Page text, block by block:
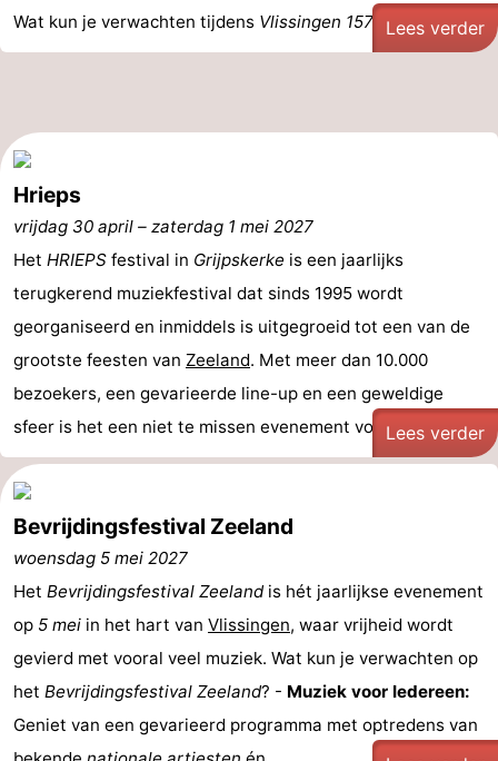
Wat kun je verwachten tijdens Vlissingen 1572 ? - ...
Lees verder
Hrieps
vrijdag 30 april – zaterdag 1 mei 2027
Het HRIEPS festival in Grijpskerke is een jaarlijks
terugkerend muziekfestival dat sinds 1995 wordt
georganiseerd en inmiddels is uitgegroeid tot een van de
grootste feesten van Zeeland. Met meer dan 10.000
bezoekers, een gevarieerde line-up en een geweldige
sfeer is het een niet te missen evenement voor ...Lees verder
Bevrijdingsfestival Zeeland
woensdag 5 mei 2027
Het Bevrijdingsfestival Zeelandis hét jaarlijkse evenement
op 5 mei in het hart van Vlissingen, waar vrijheid wordt
gevierd met vooral veel muziek. Wat kun je verwachten op
het Bevrijdingsfestival Zeeland? - Muziek voor Iedereen:
Geniet van een gevarieerd programma met optredens van